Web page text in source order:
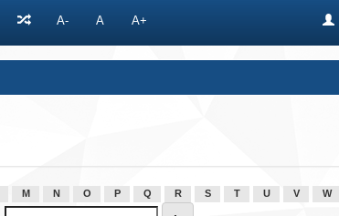
A- A A+
M N O P Q R S T U V W